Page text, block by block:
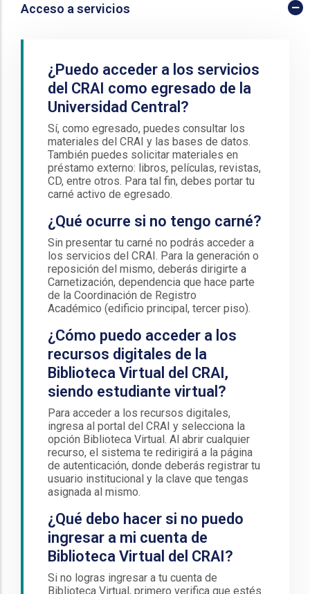
Acceso a servicios
¿Puedo acceder a los servicios
del CRAI como egresado de la
Universidad Central?
Sí, como egresado, puedes consultar los
materiales del CRAI y las bases de datos.
También puedes solicitar materiales en
préstamo externo: libros, películas, revistas,
CD, entre otros. Para tal fin, debes portar tu
carné activo de egresado.
¿Qué ocurre si no tengo carné?
Sin presentar tu carné no podrás acceder a
los servicios del CRAI. Para la generación o
reposición del mismo, deberás dirigirte a
Carnetización, dependencia que hace parte
de la Coordinación de Registro
Académico (edificio principal, tercer piso).
¿Cómo puedo acceder a los
recursos digitales de la
Biblioteca Virtual del CRAI,
siendo estudiante virtual?
Para acceder a los recursos digitales,
ingresa al portal del CRAI y selecciona la
opción Biblioteca Virtual. Al abrir cualquier
recurso, el sistema te redirigirá a la página
de autenticación, donde deberás registrar tu
usuario institucional y la clave que tengas
asignada al mismo.
¿Qué debo hacer si no puedo
ingresar a mi cuenta de
Biblioteca Virtual del CRAI?
Si no logras ingresar a tu cuenta de
Biblioteca Virtual, primero verifica que estés